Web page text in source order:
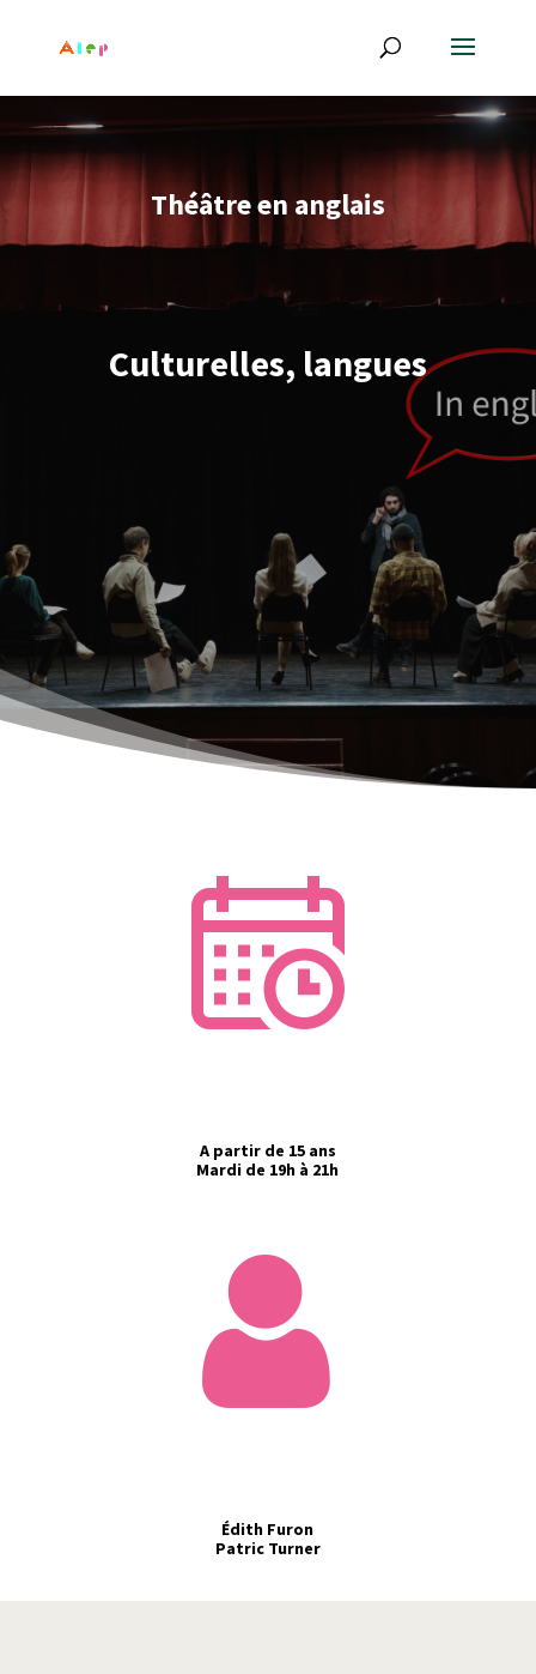
Théâtre en anglais
Culturelles, langues
A partir de 15 ans
Mardi de 19h à 21h
Édith Furon
Patric Turner